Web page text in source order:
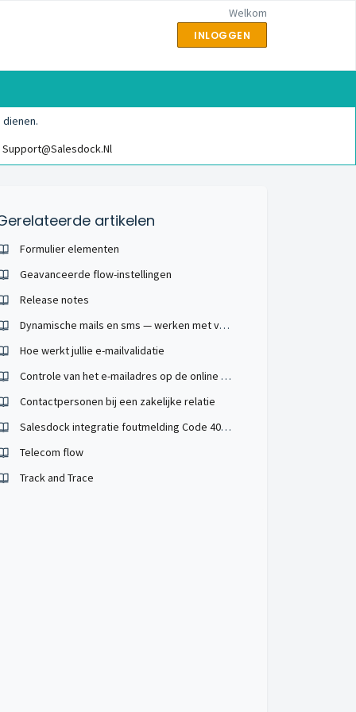
Welkom
INLOGGEN
Support@salesdock.nl
artikelen
Formulier elementen
Geavanceerde flow-instellingen
Release notes
Dynamische mails en sms — werken met variabelen en condities
Hoe werkt jullie e-mailvalidatie
Controle van het e-mailadres op de online acceptatiepagina
Contactpersonen bij een zakelijke relatie
Salesdock integratie foutmelding Code 400: bij het type sale (Bestelling vs. Offerte)
Telecom flow
Track and Trace